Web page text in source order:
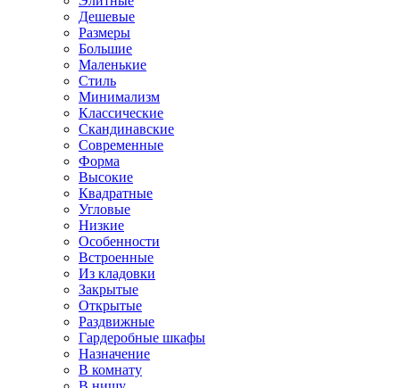
Дешевые
Размеры
Большие
Маленькие
Стиль
Минимализм
Классические
Скандинавские
Современные
Форма
Высокие
Квадратные
Угловые
Низкие
Особенности
Встроенные
Из кладовки
Закрытые
Открытые
Раздвижные
Гардеробные шкафы
Назначение
В комнату